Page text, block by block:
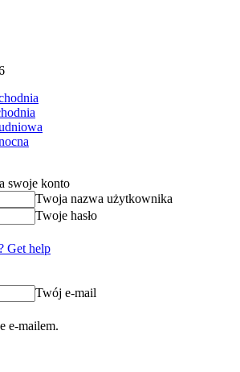
swoje konto
Twoja nazwa użytkownika
Twoje hasło
Get help
Twój e-mail
e-mailem.